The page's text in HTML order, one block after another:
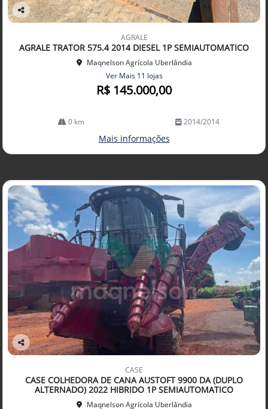
Co
arti
lhe
AGRALE
AGRALE TRATOR 575.4 2014 DIESEL 1P SEMIAUTOMATICO
Maqnelson Agrícola Uberlândia
Ver Mais 11 lojas
R$ 145.000,00
0 km 2014/2014
Mais informações
Co
lhe
CASE
CASE COLHEDORA DE CANA AUSTOFT 9900 DA (DUPLO
ALTERNADO) 2022 HIBRIDO 1P SEMIAUTOMATICO
Maqnelson Agrícola Uberlândia